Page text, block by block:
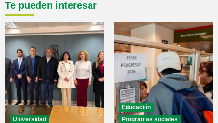
Te pueden interesar
Universidad
Educación
Programas sociales